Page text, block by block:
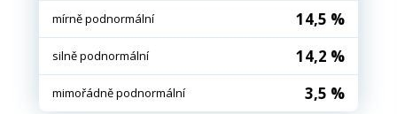
mírně podnormální 14,5 %
silně podnormální 14,2 %
mimořádně podnormální 3,5 %